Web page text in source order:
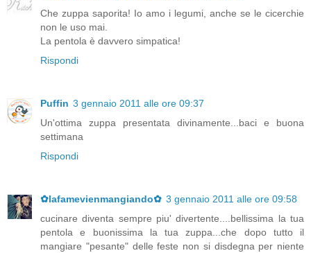
Che zuppa saporita! Io amo i legumi, anche se le cicerchie
non le uso mai.
La pentola è davvero simpatica!
Rispondi
Puffin 3 gennaio 2011 alle ore 09:37
Un'ottima zuppa presentata divinamente...baci e buona
settimana
Rispondi
✿lafamevienmangiando✿ 3 gennaio 2011 alle ore 09:58
cucinare diventa sempre piu' divertente....bellissima la tua
pentola e buonissima la tua zuppa...che dopo tutto il
mangiare "pesante" delle feste non si disdegna per niente